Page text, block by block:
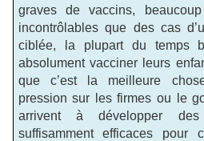
graves de vaccins,
incontrôlables que des cas
ciblée, la plupart du temps
absolument vacciner leurs
que c’est la meilleure
pression sur les firmes ou le
arrivent à développer
suffisamment efficaces pour